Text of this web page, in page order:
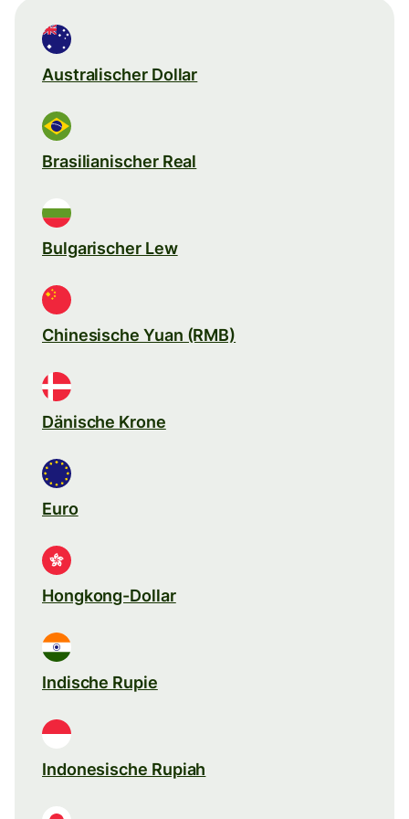
Australischer Dollar
Brasilianischer Real
Bulgarischer Lew
Chinesische Yuan (RMB)
Dänische Krone
Euro
Hongkong-Dollar
Indische Rupie
Indonesische Rupiah